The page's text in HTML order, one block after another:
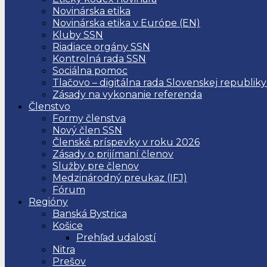
Novinárska etika
Novinárska etika v Európe (EN)
Kluby SSN
Riadiace orgány SSN
Kontrolná rada SSN
Sociálna pomoc
Tlačovo – digitálna rada Slovenskej republiky
Zásady na vykonanie referenda
Členstvo
Formy členstva
Nový člen SSN
Členské príspevky v roku 2026
Zásady o prijímaní členov
Služby pre členov
Medzinárodný preukaz (IFJ)
Fórum
Regióny
Banská Bystrica
Košice
Prehľad udalostí
Nitra
Prešov